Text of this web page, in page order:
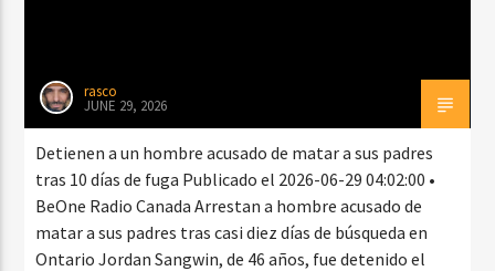
rasco
JUNE 29, 2026
Detienen a un hombre acusado de matar a sus padres
tras 10 días de fuga Publicado el 2026-06-29 04:02:00 •
BeOne Radio Canada Arrestan a hombre acusado de
matar a sus padres tras casi diez días de búsqueda en
Ontario Jordan Sangwin, de 46 años, fue detenido el